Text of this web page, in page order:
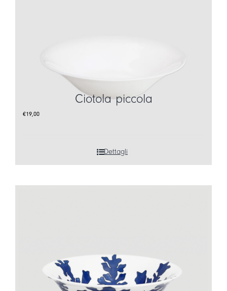
Ciotola piccola
€19,00
Dettagli